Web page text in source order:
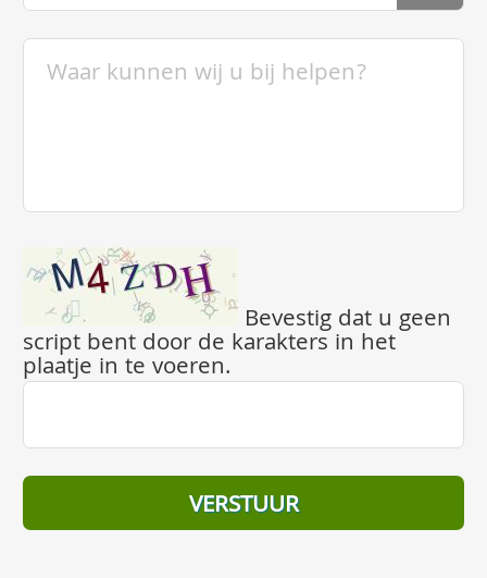
Bevestig dat u geen
script bent door de karakters in het
plaatje in te voeren.